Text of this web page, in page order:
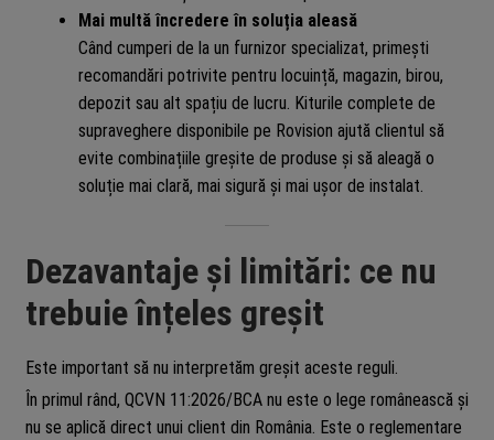
Mai multă încredere în soluția aleasă
Când cumperi de la un furnizor specializat, primești
recomandări potrivite pentru locuință, magazin, birou,
depozit sau alt spațiu de lucru. Kiturile complete de
supraveghere disponibile pe Rovision ajută clientul să
evite combinațiile greșite de produse și să aleagă o
soluție mai clară, mai sigură și mai ușor de instalat.
Dezavantaje și limitări: ce nu
trebuie înțeles greșit
Este important să nu interpretăm greșit aceste reguli.
În primul rând, QCVN 11:2026/BCA nu este o lege românească și
nu se aplică direct unui client din România. Este o reglementare